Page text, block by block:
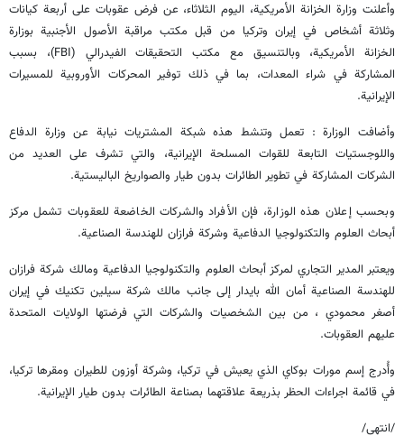
وأعلنت وزارة الخزانة الأمريكية، الیوم الثلاثاء، عن فرض عقوبات على أربعة كيانات
وثلاثة أشخاص في إيران وتركيا من قبل مكتب مراقبة الأصول الأجنبية بوزارة
الخزانة الأمريكية، وبالتنسيق مع مكتب التحقيقات الفيدرالي (FBI)، بسبب
المشاركة في شراء المعدات، بما في ذلك توفیر المحركات الأوروبية للمسیرات
الإیرانیة.
وأضافت الوزارة : تعمل وتنشط هذه شبكة المشتريات نيابة عن وزارة الدفاع
واللوجستيات التابعة للقوات المسلحة الإيرانية، والتي تشرف على العديد من
الشركات المشاركة في تطوير الطائرات بدون طيار والصواريخ الباليستية.
وبحسب إعلان هذه الوزارة، فإن الأفراد والشركات الخاضعة للعقوبات تشمل مركز
أبحاث العلوم والتكنولوجيا الدفاعية وشركة فرازان للهندسة الصناعية.
ویعتبر المدير التجاري لمركز أبحاث العلوم والتكنولوجيا الدفاعية ومالك شركة فرازان
للهندسة الصناعية أمان الله بایدار إلی جانب مالك شركة سيلين تكنيك في إيران
أصغر محمودي ، من بين الشخصيات والشركات التي فرضتها الولايات المتحدة
علیهم العقوبات.
وأُدرج إسم مورات بوکاي الذي يعيش في تركيا، وشركة أوزون للطيران ومقرها تركيا،
في قائمة اجراءات الحظر بذریعة علاقتهما بصناعة الطائرات بدون طيار الإيرانية.
/انتهى/